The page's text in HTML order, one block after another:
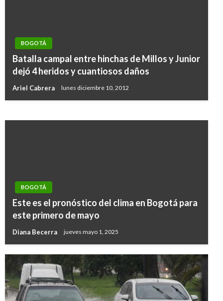
BOGOTÁ
Batalla campal entre hinchas de Millos y Junior
dejó 4 heridos y cuantiosos daños
Ariel Cabrera lunes diciembre 10, 2012
Alcalde Peñalosa pide mesura en consumo de
BOGOTÁ
Este es el pronóstico del clima en Bogotá para
este primero de mayo
Diana Becerra jueves mayo 1, 2025